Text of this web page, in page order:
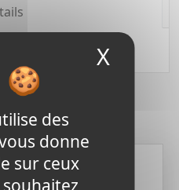
des
donne
sur ceux
X
produits